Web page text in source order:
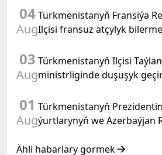
04
Aug
Türkmenistanyň Fransiýa
Ilçisi fransuz atçylyk
03
Aug
Türkmenistanyň Ilçisi
ministrliginde duşuşyk
01
Aug
Türkmenistanyň
ýurtlarynyň we Azerbaýjan
duşuşygyndaky ÇYKYŞY
Ähli habarlary görmek